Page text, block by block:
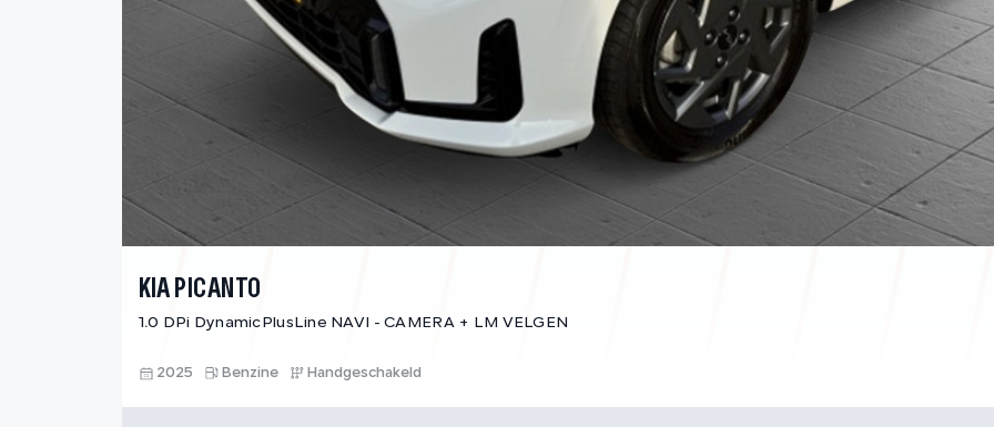
KIA PICANTO
1.0 DPi DynamicPlusLine NAVI - CAMERA + LM VELGEN
2025 Benzine Handgeschakeld